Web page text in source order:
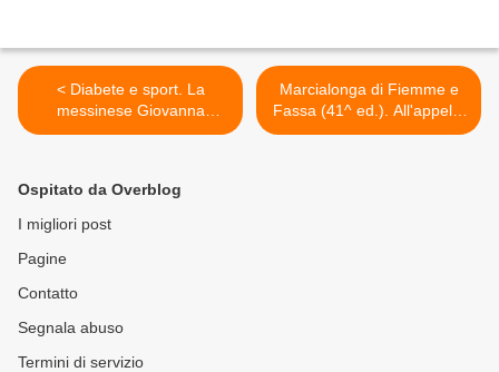
< Diabete e sport. La
messinese Giovanna
Finocchiaro al TG2 Insieme
Marcialonga di Fiemme e
Fassa (41^ ed.). All'appello
della Marcialonga Light
Ospitato da Overblog
I migliori post
Pagine
Contatto
Segnala abuso
Termini di servizio